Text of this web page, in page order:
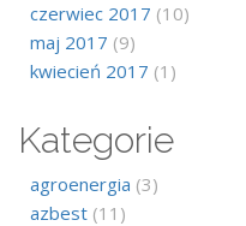
czerwiec 2017 (10)
maj 2017 (9)
kwiecień 2017 (1)
Kategorie
agroenergia (3)
azbest (11)